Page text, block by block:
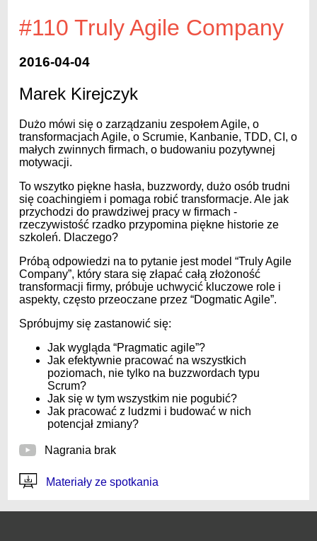
#110 Truly Agile Company
2016-04-04
Marek Kirejczyk
Dużo mówi się o zarządzaniu zespołem Agile, o
transformacjach Agile, o Scrumie, Kanbanie, TDD, CI, o
małych zwinnych firmach, o budowaniu pozytywnej
motywacji.
To wszytko piękne hasła, buzzwordy, dużo osób trudni
się coachingiem i pomaga robić transformacje. Ale jak
przychodzi do prawdziwej pracy w firmach -
rzeczywistość rzadko przypomina piękne historie ze
szkoleń. Dlaczego?
Próbą odpowiedzi na to pytanie jest model “Truly Agile
Company”, który stara się złapać całą złożoność
transformacji firmy, próbuje uchwycić kluczowe role i
aspekty, często przeoczane przez “Dogmatic Agile”.
Spróbujmy się zastanowić się:
Jak wygląda “Pragmatic agile”?
Jak efektywnie pracować na wszystkich
poziomach, nie tylko na buzzwordach typu
Scrum?
Jak się w tym wszystkim nie pogubić?
Jak pracować z ludzmi i budować w nich
potencjał zmiany?
Nagrania brak
Materiały ze spotkania